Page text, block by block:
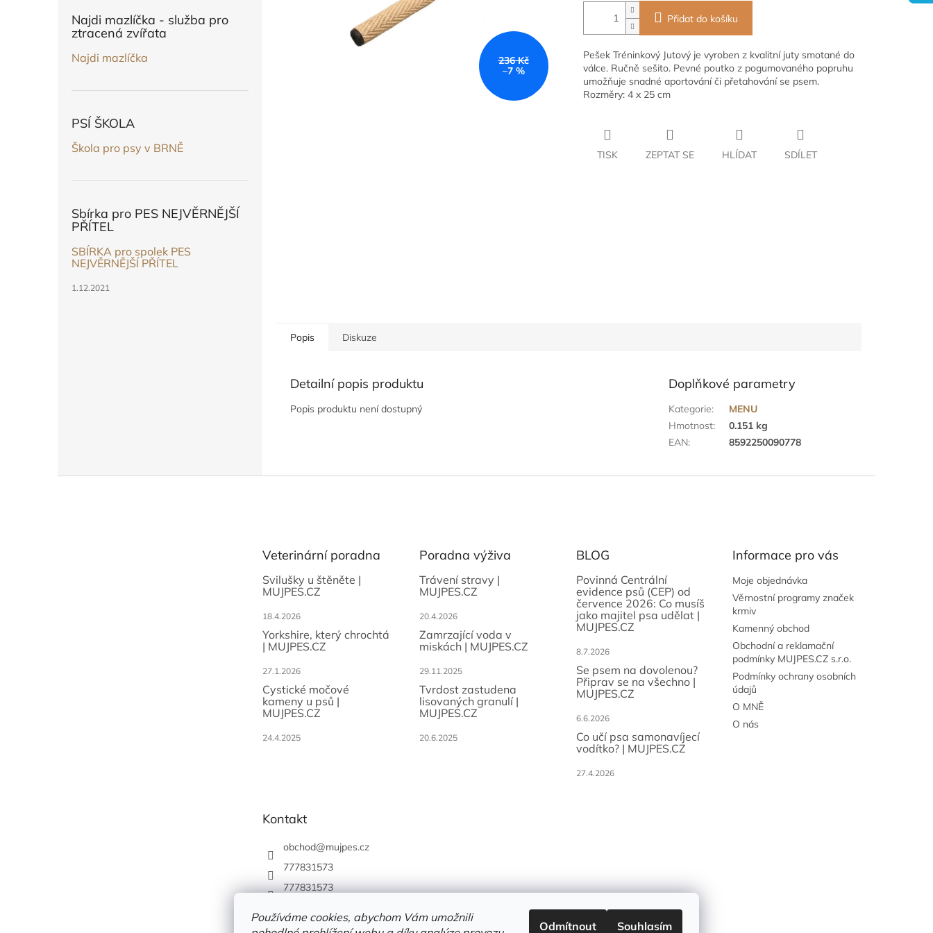
Používáme cookies, abychom Vám umožnili
Odmítnout Souhlasím
Najdi mazlíčka - služba pro
ztracená zvířata
Najdi mazlíčka
PSÍ ŠKOLA
Škola pro psy v BRNĚ
Sbírka pro PES NEJVĚRNĚJŠÍ
PŘÍTEL
SBÍRKA pro spolek PES
NEJVĚRNĚJŠÍ PŘÍTEL
1.12.2021
236 Kč
–7 %
Přidat do košíku
Pešek Tréninkový Jutový je vyroben z kvalitní juty smotané do
válce. Ručně sešito. Pevné poutko z pogumovaného popruhu
umožňuje snadné aportování či přetahování se psem.
Rozměry: 4 x 25 cm
TISK ZEPTAT SE HLÍDAT SDÍLET
Popis Diskuze
Detailní popis produktu
Popis produktu není dostupný
Doplňkové parametry
Kategorie:
MENU
Hmotnost:
0.151 kg
EAN: 8592250090778
Veterinární poradna
Svilušky u štěněte |
MUJPES.CZ
18.4.2026
Yorkshire, který chrochtá
| MUJPES.CZ
27.1.2026
Cystické močové
kameny u psů |
MUJPES.CZ
24.4.2025
Poradna výživa
Trávení stravy |
MUJPES.CZ
20.4.2026
Zamrzající voda v
miskách | MUJPES.CZ
29.11.2025
Tvrdost zastudena
lisovaných granulí |
MUJPES.CZ
20.6.2025
BLOG
Povinná Centrální
evidence psů (CEP) od
července 2026: Co musíš
jako majitel psa udělat |
MUJPES.CZ
8.7.2026
Se psem na dovolenou?
Připrav se na všechno |
MUJPES.CZ
6.6.2026
Co učí psa samonavíjecí
vodítko? | MUJPES.CZ
27.4.2026
Informace pro vás
Moje objednávka
Věrnostní programy značek
krmiv
Kamenný obchod
Obchodní a reklamační
podmínky MUJPES.CZ s.r.o.
Podmínky ochrany osobních
údajů
O MNĚ
O nás
Kontakt
obchod@mujpes.cz
777831573
777831573